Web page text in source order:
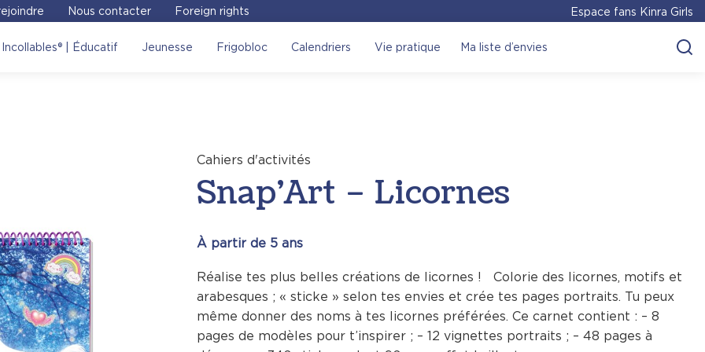
Nous contacter Foreign rights Espace fans Kinra Girls
Incollables® | Éducatif Jeunesse Frigobloc Calendriers Vie pratique Ma liste d’envies
Cahiers d'activités
Snap’Art – Licornes
À partir de 5 ans
Réalise tes plus belles créations de licornes ! Colorie des licornes, motifs et
arabesques ; « sticke » selon tes envies et crée tes pages portraits. Tu peux
même donner des noms à tes licornes préférées. Ce carnet contient : – 8
pages de modèles pour t’inspirer ; – 12 vignettes portraits ; – 48 pages à